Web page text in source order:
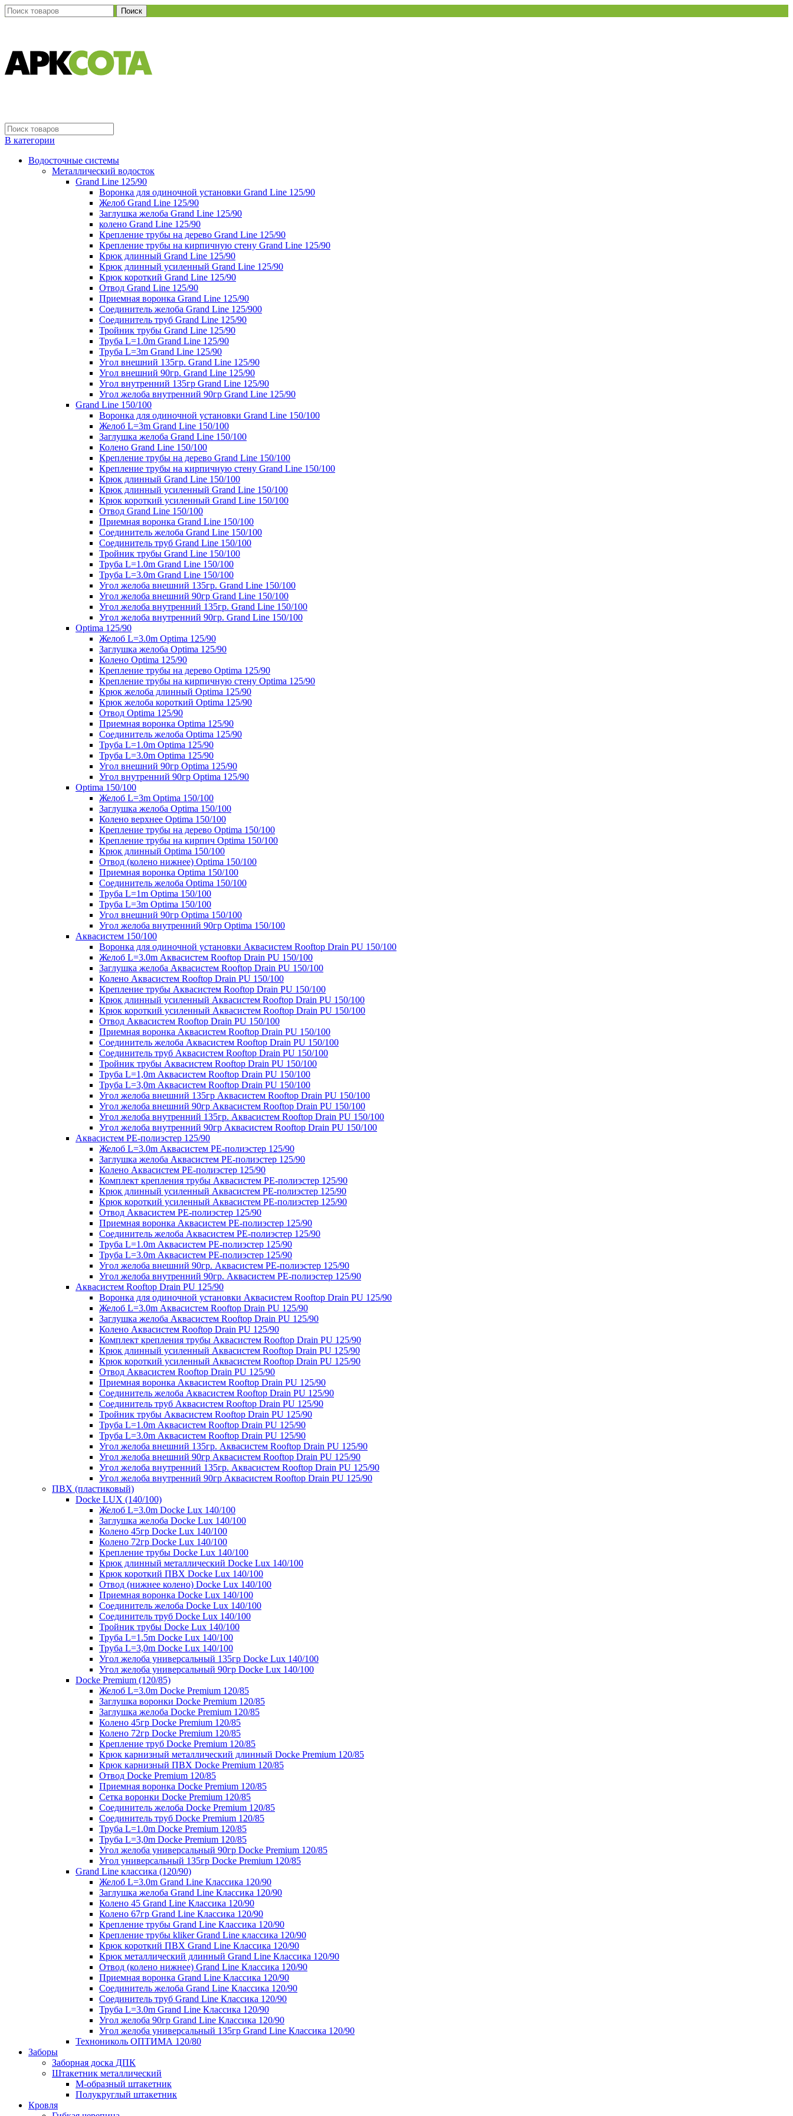
Поиск
В категории
Водосточные системы
Металлический водосток
Grand Line 125/90
Воронка для одиночной установки Grand Line 125/90
Желоб Grand Line 125/90
Заглушка желоба Grand Line 125/90
колено Grand Line 125/90
Крепление трубы на дерево Grand Line 125/90
Крепление трубы на кирпичную стену Grand Line 125/90
Крюк длинный Grand Line 125/90
Крюк длинный усиленный Grand Line 125/90
Крюк короткий Grand Line 125/90
Отвод Grand Line 125/90
Приемная воронка Grand Line 125/90
Соединитель желоба Grand Line 125/900
Соединитель труб Grand Line 125/90
Тройник трубы Grand Line 125/90
Труба L=1.0m Grand Line 125/90
Труба L=3m Grand Line 125/90
Угол внешний 135гр. Grand Line 125/90
Угол внешний 90гр. Grand Line 125/90
Угол внутренний 135гр Grand Line 125/90
Угол желоба внутренний 90гр Grand Line 125/90
Grand Line 150/100
Воронка для одиночной установки Grand Line 150/100
Желоб L=3m Grand Line 150/100
Заглушка желоба Grand Line 150/100
Колено Grand Line 150/100
Крепление трубы на дерево Grand Line 150/100
Крепление трубы на кирпичную стену Grand Line 150/100
Крюк длинный Grand Line 150/100
Крюк длинный усиленный Grand Line 150/100
Крюк короткий усиленный Grand Line 150/100
Отвод Grand Line 150/100
Приемная воронка Grand Line 150/100
Соединитель желоба Grand Line 150/100
Соединитель труб Grand Line 150/100
Тройник трубы Grand Line 150/100
Труба L=1.0m Grand Line 150/100
Труба L=3.0m Grand Line 150/100
Угол желоба внешний 135гр. Grand Line 150/100
Угол желоба внешний 90гр Grand Line 150/100
Угол желоба внутренний 135гр. Grand Line 150/100
Угол желоба внутренний 90гр. Grand Line 150/100
Optima 125/90
Желоб L=3.0m Optima 125/90
Заглушка желоба Optima 125/90
Колено Optima 125/90
Крепление трубы на дерево Optima 125/90
Крепление трубы на кирпичную стену Optima 125/90
Крюк желоба длинный Optima 125/90
Крюк желоба короткий Optima 125/90
Отвод Optima 125/90
Приемная воронка Optima 125/90
Соединитель желоба Optima 125/90
Труба L=1.0m Optima 125/90
Труба L=3.0m Optima 125/90
Угол внешний 90гр Optima 125/90
Угол внутренний 90гр Optima 125/90
Optima 150/100
Желоб L=3m Optima 150/100
Заглушка желоба Optima 150/100
Колено верхнее Optima 150/100
Крепление трубы на дерево Optima 150/100
Крепление трубы на кирпич Optima 150/100
Крюк длинный Optima 150/100
Отвод (колено нижнее) Optima 150/100
Приемная воронка Optima 150/100
Соединитель желоба Optima 150/100
Труба L=1m Optima 150/100
Труба L=3m Optima 150/100
Угол внешний 90гр Optima 150/100
Угол желоба внутренний 90гр Optima 150/100
Аквасистем 150/100
Воронка для одиночной установки Аквасистем Rooftop Drain PU 150/100
Желоб L=3.0m Аквасистем Rooftop Drain PU 150/100
Заглушка желоба Аквасистем Rooftop Drain PU 150/100
Колено Аквасистем Rooftop Drain PU 150/100
Крепление трубы Аквасистем Rooftop Drain PU 150/100
Крюк длинный усиленный Аквасистем Rooftop Drain PU 150/100
Крюк короткий усиленный Аквасистем Rooftop Drain PU 150/100
Отвод Аквасистем Rooftop Drain PU 150/100
Приемная воронка Аквасистем Rooftop Drain PU 150/100
Соединитель желоба Аквасистем Rooftop Drain PU 150/100
Соединитель труб Аквасистем Rooftop Drain PU 150/100
Тройник трубы Аквасистем Rooftop Drain PU 150/100
Труба L=1,0m Аквасистем Rooftop Drain PU 150/100
Труба L=3,0m Аквасистем Rooftop Drain PU 150/100
Угол желоба внешний 135гр Аквасистем Rooftop Drain PU 150/100
Угол желоба внешний 90гр Аквасистем Rooftop Drain PU 150/100
Угол желоба внутренний 135гр. Аквасистем Rooftop Drain PU 150/100
Угол желоба внутренний 90гр Аквасистем Rooftop Drain PU 150/100
Аквасистем PE-полиэстер 125/90
Желоб L=3.0m Аквасистем PE-полиэстер 125/90
Заглушка желоба Аквасистем PE-полиэстер 125/90
Колено Аквасистем PE-полиэстер 125/90
Комплект крепления трубы Аквасистем PE-полиэстер 125/90
Крюк длинный усиленный Аквасистем PE-полиэстер 125/90
Крюк короткий усиленный Аквасистем PE-полиэстер 125/90
Отвод Аквасистем РЕ-полиэстер 125/90
Приемная воронка Аквасистем PE-полиэстер 125/90
Соединитель желоба Аквасистем PE-полиэстер 125/90
Труба L=1.0m Аквасистем PE-полиэстер 125/90
Труба L=3.0m Аквасистем PE-полиэстер 125/90
Угол желоба внешний 90гр. Аквасистем PE-полиэстер 125/90
Угол желоба внутренний 90гр. Аквасистем PE-полиэстер 125/90
Аквасистем Rooftop Drain PU 125/90
Воронка для одиночной установки Аквасистем Rooftop Drain PU 125/90
Желоб L=3.0m Аквасистем Rooftop Drain PU 125/90
Заглушка желоба Аквасистем Rooftop Drain PU 125/90
Колено Аквасистем Rooftop Drain PU 125/90
Комплект крепления трубы Аквасистем Rooftop Drain PU 125/90
Крюк длинный усиленный Аквасистем Rooftop Drain PU 125/90
Крюк короткий усиленный Аквасистем Rooftop Drain PU 125/90
Отвод Аквасистем Rooftop Drain PU 125/90
Приемная воронка Аквасистем Rooftop Drain PU 125/90
Соединитель желоба Аквасистем Rooftop Drain PU 125/90
Соединитель труб Аквасистем Rooftop Drain PU 125/90
Тройник трубы Аквасистем Rooftop Drain PU 125/90
Труба L=1.0m Аквасистем Rooftop Drain PU 125/90
Труба L=3.0m Аквасистем Rooftop Drain PU 125/90
Угол желоба внешний 135гр. Аквасистем Rooftop Drain PU 125/90
Угол желоба внешний 90гр Аквасистем Rooftop Drain PU 125/90
Угол желоба внутренний 135гр. Аквасистем Rooftop Drain PU 125/90
Угол желоба внутренний 90гр Аквасистем Rooftop Drain PU 125/90
ПВХ (пластиковый)
Docke LUX (140/100)
Желоб L=3.0m Docke Lux 140/100
Заглушка желоба Docke Lux 140/100
Колено 45гр Docke Lux 140/100
Колено 72гр Docke Lux 140/100
Крепление трубы Docke Lux 140/100
Крюк длинный металлический Docke Lux 140/100
Крюк короткий ПВХ Docke Lux 140/100
Отвод (нижнее колено) Docke Lux 140/100
Приемная воронка Docke Lux 140/100
Соединитель желоба Docke Lux 140/100
Соединитель труб Docke Lux 140/100
Тройник трубы Docke Lux 140/100
Труба L=1.5m Docke Lux 140/100
Труба L=3,0m Docke Lux 140/100
Угол желоба универсальный 135гр Docke Lux 140/100
Угол желоба универсальный 90гр Docke Lux 140/100
Docke Premium (120/85)
Желоб L=3.0m Docke Premium 120/85
Заглушка воронки Docke Premium 120/85
Заглушка желоба Docke Premium 120/85
Колено 45гр Docke Premium 120/85
Колено 72гр Docke Premium 120/85
Крепление труб Docke Premium 120/85
Крюк карнизный металлический длинный Docke Premium 120/85
Крюк карнизный ПВХ Docke Premium 120/85
Отвод Docke Premium 120/85
Приемная воронка Docke Premium 120/85
Сетка воронки Docke Premium 120/85
Соединитель желоба Docke Premium 120/85
Соединитель труб Docke Premium 120/85
Труба L=1.0m Docke Premium 120/85
Труба L=3,0m Docke Premium 120/85
Угол желоба универсальный 90гр Docke Premium 120/85
Угол универсальный 135гр Docke Premium 120/85
Grand Line классика (120/90)
Желоб L=3.0m Grand Line Классика 120/90
Заглушка желоба Grand Line Классика 120/90
Колено 45 Grand Line Классика 120/90
Колено 67гр Grand Line Классика 120/90
Крепление трубы Grand Line Классика 120/90
Крепление трубы kliker Grand Line классика 120/90
Крюк короткий ПВХ Grand Line Классика 120/90
Крюк металлический длинный Grand Line Классика 120/90
Отвод (колено нижнее) Grand Line Классика 120/90
Приемная воронка Grand Line Классика 120/90
Соединитель желоба Grand Line Классика 120/90
Соединитель труб Grand Line Классика 120/90
Труба L=3.0m Grand Line Классика 120/90
Угол желоба 90гр Grand Line Классика 120/90
Угол желоба универсальный 135гр Grand Line Классика 120/90
Технониколь ОПТИМА 120/80
Заборы
Заборная доска ДПК
Штакетник металлический
М-образный штакетник
Полукруглый штакетник
Кровля